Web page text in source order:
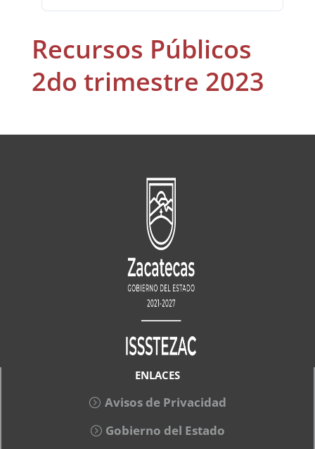
Recursos Públicos
2do trimestre 2023
ENLACES
Avisos de Privacidad
Gobierno del Estado